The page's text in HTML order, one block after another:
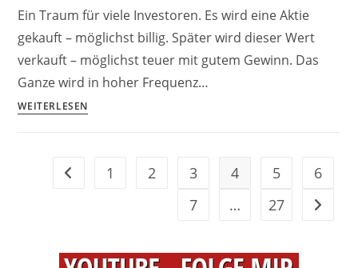
[Tool
&
Download]
Ein Traum für viele Investoren. Es wird eine Aktie
gekauft – möglichst billig. Später wird dieser Wert
verkauft – möglichst teuer mit gutem Gewinn. Das
Ganze wird in hoher Frequenz…
WEITERLESEN
Strategie!
155.508€
Gehe zur vorherigen Seite
1 2 3 4 5
6
7
… 27 Gehe